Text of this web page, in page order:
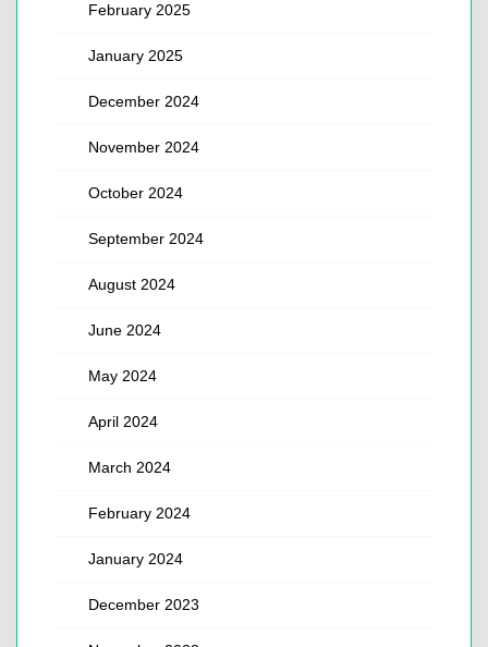
February 2025
January 2025
December 2024
November 2024
October 2024
September 2024
August 2024
June 2024
May 2024
April 2024
March 2024
February 2024
January 2024
December 2023